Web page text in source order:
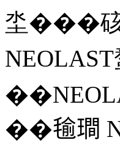
坔���硋
��毺𤩎